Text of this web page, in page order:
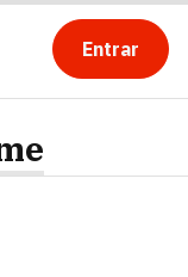
Entrar